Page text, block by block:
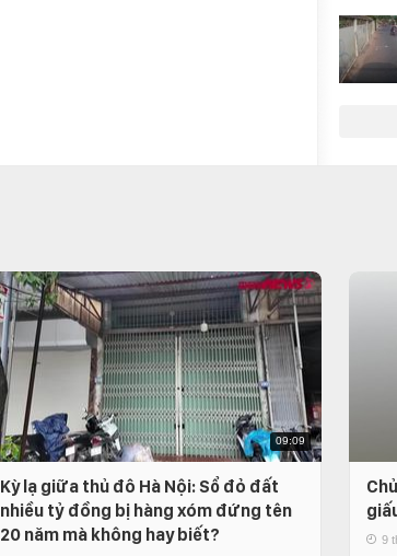
09:09
Kỳ lạ giữa thủ đô Hà Nội: Sổ đỏ đất
nhiều tỷ đồng bị hàng xóm đứng tên
20 năm mà không hay biết?
9